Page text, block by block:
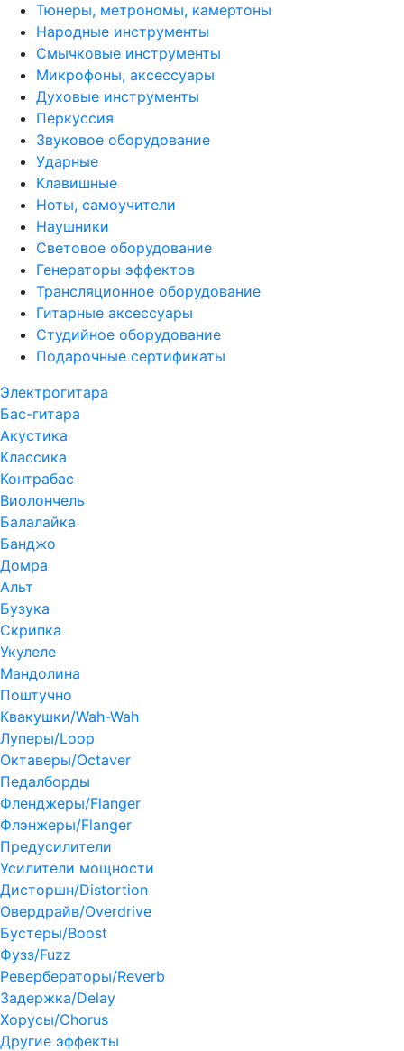
Тюнеры, метрономы, камертоны
Народные инструменты
Смычковые инструменты
Микрофоны, аксессуары
Духовые инструменты
Перкуссия
Звуковое оборудование
Ударные
Клавишные
Ноты, самоучители
Наушники
Световое оборудование
Генераторы эффектов
Трансляционное оборудование
Гитарные аксессуары
Студийное оборудование
Подарочные сертификаты
Электрогитара
Бас-гитара
Акустика
Классика
Контрабас
Виолончель
Балалайка
Банджо
Домра
Альт
Бузука
Скрипка
Укулеле
Мандолина
Поштучно
Квакушки/Wah-Wah
Луперы/Loop
Октаверы/Octaver
Педалборды
Фленджеры/Flanger
Флэнжеры/Flanger
Предусилители
Усилители мощности
Дисторшн/Distortion
Овердрайв/Overdrive
Бустеры/Boost
Фузз/Fuzz
Ревербераторы/Reverb
Задержка/Delay
Хорусы/Chorus
Другие эффекты